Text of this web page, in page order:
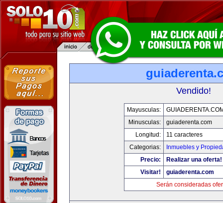
Vendido!
Mayusculas:
Minusculas:
guiaderenta.com
Longitud:
11 caracteres
Categorias:
Inmuebles y
Precio:
Realizar una oferta!
Visitar!
guiaderenta.com
Serán consideradas